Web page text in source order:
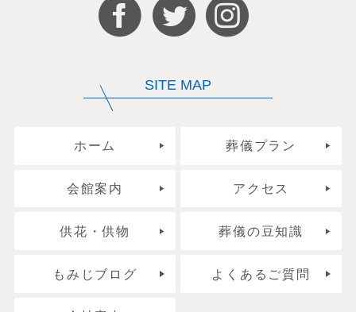
SITE MAP
ホーム 葬儀プラン
会館案内 アクセス
供花・供物 葬儀の豆知識
もみじブログ よくあるご質問